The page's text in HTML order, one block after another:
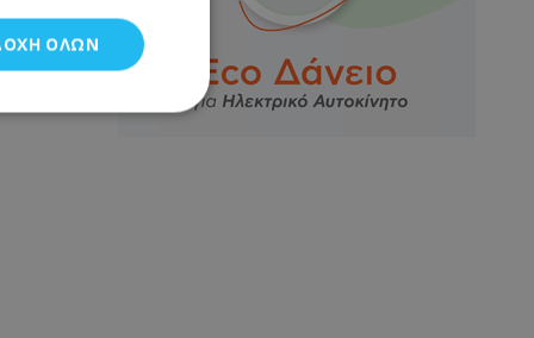
ΌΛΩΝ
και τη
το
του χρήστη
και